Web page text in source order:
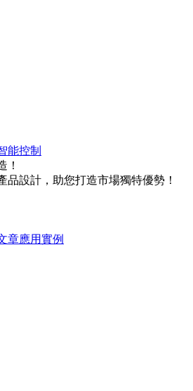
能控制
！
品設計，助您打造市場獨特優勢！
章應⽤實例